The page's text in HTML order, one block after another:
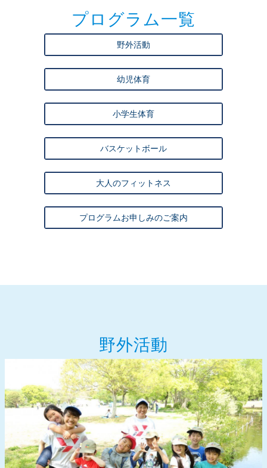
プログラム一覧
野外活動
幼児体育
小学生体育
バスケットボール
大人のフィットネス
プログラムお申しみのご案内
野外活動